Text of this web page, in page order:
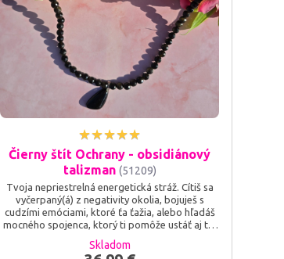
Čierny štít Ochrany - obsidiánový
talizman (51209)
Tvoja nepriestrelná energetická stráž. Cítiš sa
vyčerpaný(á) z negativity okolia, bojuješ s
cudzími emóciami, ktoré ťa ťažia, alebo hľadáš
mocného spojenca, ktorý ti pomôže ustáť aj tie
najväčšie životné búrky? Nasaď si svoj Čierny
štít Ochrany a dovoľ magickej sile obsidiánu,
Skladom